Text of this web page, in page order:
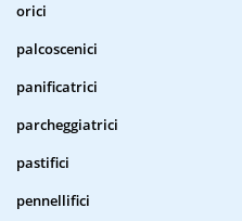
orici
palcoscenici
panificatrici
parcheggiatrici
pastifici
pennellifici